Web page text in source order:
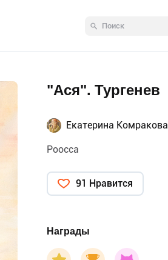
"Ася". Тургенев
Екатерина Комракова
Роосса
91 Нравится
Награды